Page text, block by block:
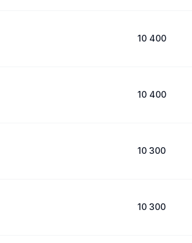
10 400
10 400
10 300
10 300